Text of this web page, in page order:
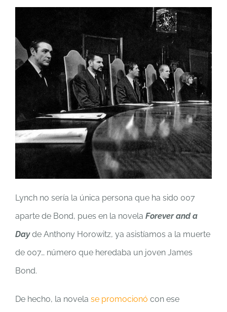
Lynch no sería la única persona que ha sido 007
aparte de Bond, pues en la novela Forever and a
Dayde Anthony Horowitz, ya asistíamos a la muerte
de 007… número que heredaba un joven James
Bond.
De hecho, la novela se promocionó con ese